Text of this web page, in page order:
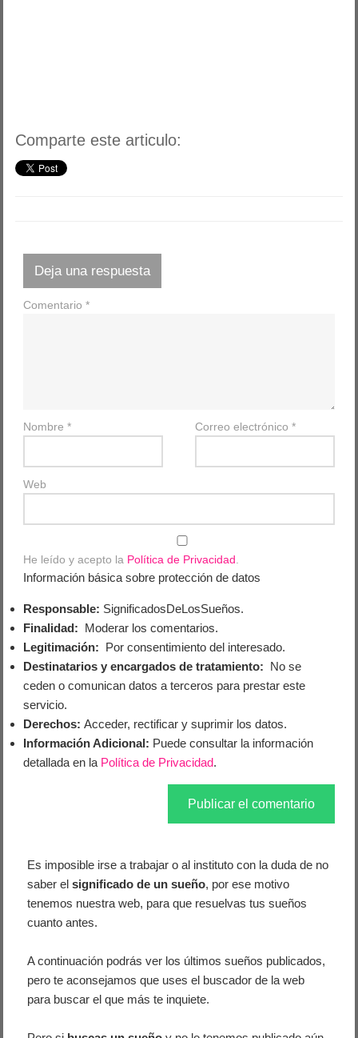
Comparte este articulo:
Deja una respuesta
Comentario*
Nombre* Correo electrónico *
Web
He leído y acepto la Política de Privacidad
Información básica sobre protección de datos
Responsable: SignificadosDeLosSueños.
Finalidad: Moderar los comentarios.
Legitimación: Por consentimiento del interesado.
Destinatarios y encargados de tratamiento: No se
ceden o comunican datos a terceros para prestar este
servicio.
Derechos: Acceder, rectificar y suprimir los datos.
Información Adicional: Puede consultar la información
detallada en la Política de Privacidad.
Es imposible irse a trabajar o al instituto con la duda de no
saber elsignificado de un sueño, por ese motivo
tenemos nuestra web, para que resuelvas tus sueños
cuanto antes.
A continuación podrás ver los últimos sueños publicados,
pero te aconsejamos que uses el buscador de la web
para buscar el que más te inquiete.